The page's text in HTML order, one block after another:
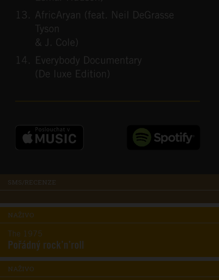
SMS/RECENZE
NAŽIVO
The 1975
Pořádný rock’n’roll
NAŽIVO